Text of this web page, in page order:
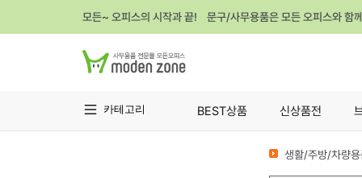
모든~ 오피스의 시작과 끝! 문구/사무용품은 모든 오피스와 함
카테고리 BEST상품 신상품전
생활/주방/차량